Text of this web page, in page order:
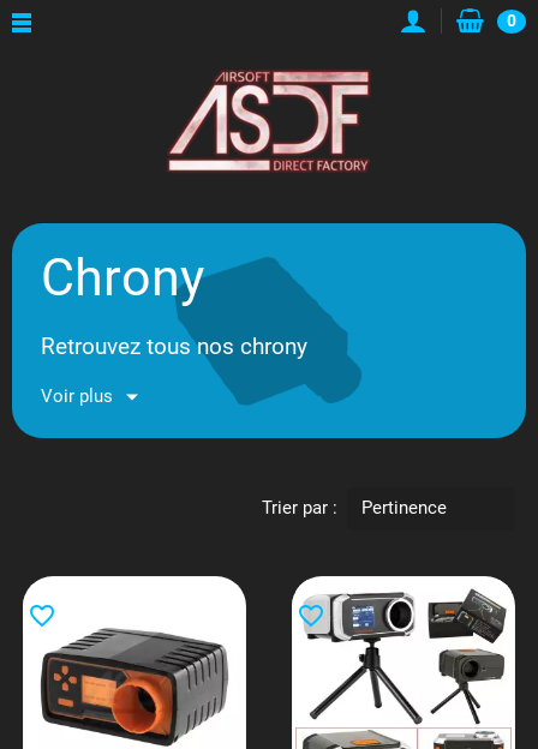
0
Chrony
Retrouvez tous nos chrony
Voir plus
Trier par : Pertinence
favorite_border favorite_border